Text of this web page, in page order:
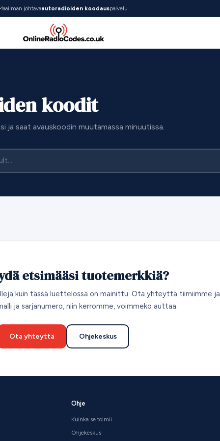
johtavaautoradioiden koodauspalvelu
koodit
saat avauskoodin muutamassa minuutissa.
etsimääsi tuotemerkkiä?
kuin tässä luettelossa on mainittu. Ota yhteyttä tiimiimme ja
ja sarjanumero, niin kerromme, voimmeko auttaa.
Ota yhteyttä Ohjekeskus
Ohje
Kuinka se toimii
Ohjekeskus